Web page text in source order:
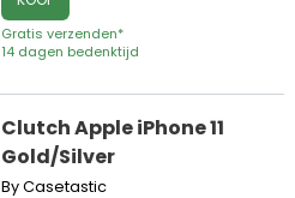
Gratis verzenden*
14 dagen bedenktijd
Clutch Apple iPhone 11
Gold/Silver
By Casetastic